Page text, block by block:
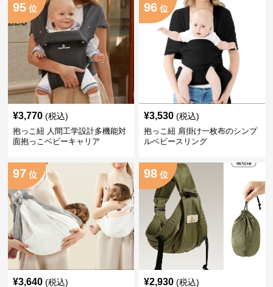
95 位
¥3,770 (税込)
抱っこ紐 人間工学設計多機能対
面抱っこベビーキャリア
96 位
¥3,530 (税込)
抱っこ紐 肩掛け一枚布のシンプ
ルベビースリング
97 位
¥3,640 (税込)
98 位
¥2,930 (税込)